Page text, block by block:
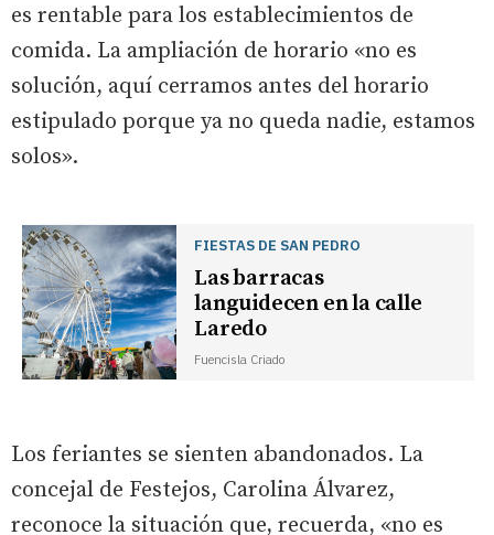
es rentable para los establecimientos de
comida. La ampliación de horario «no es
solución, aquí cerramos antes del horario
estipulado porque ya no queda nadie, estamos
solos».
FIESTAS DE SAN PEDRO
Las barracas
languidecen en la calle
Laredo
Fuencisla Criado
Los feriantes se sienten abandonados. La
concejal de Festejos, Carolina Álvarez,
reconoce la situación que, recuerda, «no es